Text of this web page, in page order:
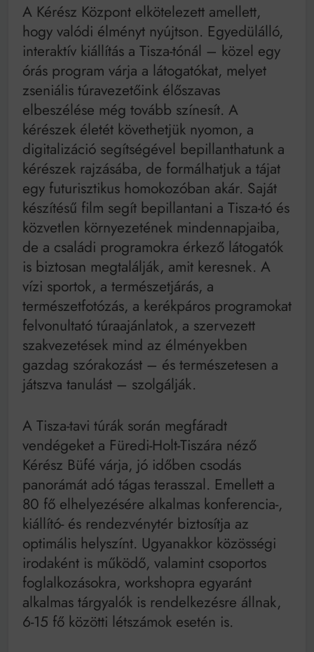
A Kérész Központ elkötelezett amellett,
hogy valódi élményt nyújtson. Egyedülálló,
interaktív kiállítás a Tisza-tónál – közel egy
órás program várja a látogatókat, melyet
zseniális túravezetőink élőszavas
elbeszélése még tovább színesít. A
kérészek életét követhetjük nyomon, a
digitalizáció segítségével bepillanthatunk a
kérészek rajzásába, de formálhatjuk a tájat
egy futurisztikus homokozóban akár. Saját
készítésű film segít bepillantani a Tisza-tó és
közvetlen környezetének mindennapjaiba,
de a családi programokra érkező látogatók
is biztosan megtalálják, amit keresnek. A
vízi sportok, a természetjárás, a
természetfotózás, a kerékpáros programokat
felvonultató túraajánlatok, a szervezett
szakvezetések mind az élményekben
gazdag szórakozást – és természetesen a
játszva tanulást – szolgálják.
A Tisza-tavi túrák során megfáradt
vendégeket a Füredi-Holt-Tiszára néző
Kérész Büfé várja, jó időben csodás
panorámát adó tágas terasszal. Emellett a
80 fő elhelyezésére alkalmas konferencia-,
kiállító- és rendezvénytér biztosítja az
optimális helyszínt. Ugyanakkor közösségi
irodaként is működő, valamint csoportos
foglalkozásokra, workshopra egyaránt
alkalmas tárgyalók is rendelkezésre állnak,
6-15 fő közötti létszámok esetén is.